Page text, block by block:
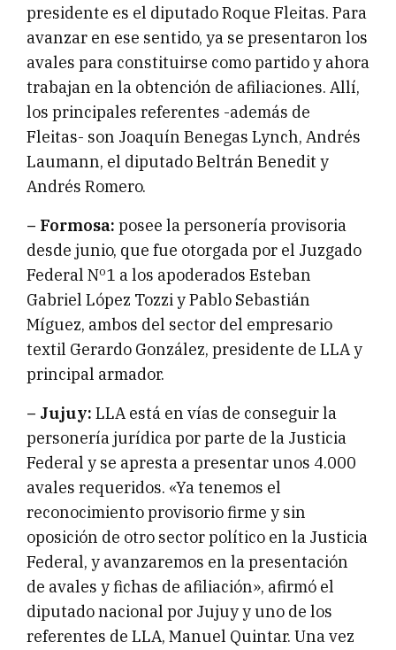
presidente es el diputado Roque Fleitas. Para
avanzar en ese sentido, ya se presentaron los
avales para constituirse como partido y ahora
trabajan en la obtención de afiliaciones. Allí,
los principales referentes -además de
Fleitas- son Joaquín Benegas Lynch, Andrés
Laumann, el diputado Beltrán Benedit y
Andrés Romero.
– Formosa: posee la personería provisoria
desde junio, que fue otorgada por el Juzgado
Federal Nº1 a los apoderados Esteban
Gabriel López Tozzi y Pablo Sebastián
Míguez, ambos del sector del empresario
textil Gerardo González, presidente de LLA y
principal armador.
– Jujuy: LLA está en vías de conseguir la
personería jurídica por parte de la Justicia
Federal y se apresta a presentar unos 4.000
avales requeridos. «Ya tenemos el
reconocimiento provisorio firme y sin
oposición de otro sector político en la Justicia
Federal, y avanzaremos en la presentación
de avales y fichas de afiliación», afirmó el
diputado nacional por Jujuy y uno de los
referentes de LLA, Manuel Quintar. Una vez